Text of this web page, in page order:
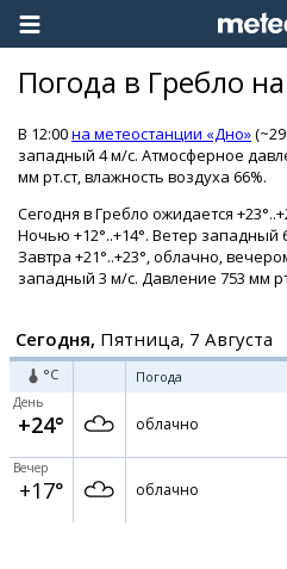
Погода в Гребло
В 12:00на метеостанции «Дно»
западный 4 м/с. Атмосферное
мм рт.ст, влажность воздуха 66%.
Сегодня в Гребло ожидается
Ночью +12°..+14°. Ветер западный
Завтра +21°..+23°, облачно,
западный 3 м/с. Давление 753 мм
Сегодня, Пятница, 7 Августа
°C Погода
День
+24° облачно
Вечер
+17° облачно